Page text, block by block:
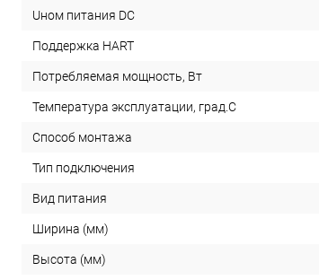
Uном питания DC
Поддержка HART
Потребляемая мощность, Вт
Температура эксплуатации, град.С
Способ монтажа
Тип подключения
Вид питания
Ширина (мм)
Высота (мм)